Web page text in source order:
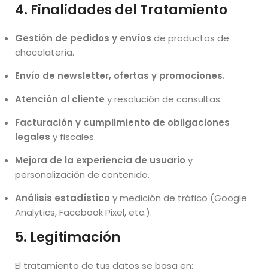
4. Finalidades del Tratamiento
Gestión de pedidos y envíos de productos de
chocolatería.
Envío de newsletter, ofertas y promociones.
Atención al cliente y resolución de consultas.
Facturación y cumplimiento de obligaciones
legales y fiscales.
Mejora de la experiencia de usuario y
personalización de contenido.
Análisis estadístico y medición de tráfico (Google
Analytics, Facebook Pixel, etc.).
5. Legitimación
El tratamiento de tus datos se basa en: